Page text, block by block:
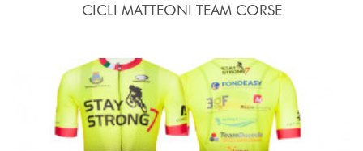
CICLI MATTEONI TEAM CORSE